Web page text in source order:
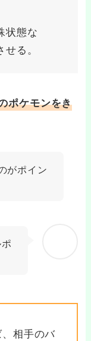
状態な
る。
ポケモンをき
がポイン
相手のバ